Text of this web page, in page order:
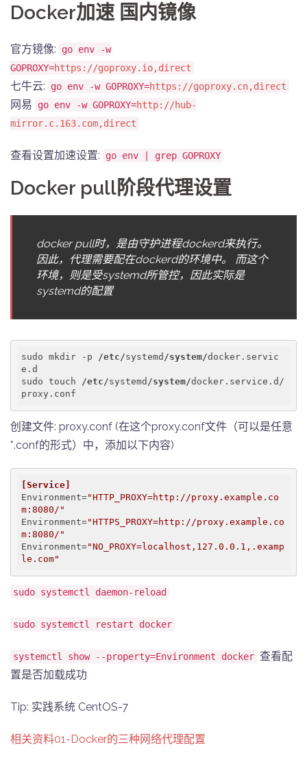
Docker加速 国内镜像
官方镜像:
go env -w
GOPROXY=https://goproxy.io,direct
七牛云: go env -w GOPROXY=https://goproxy.cn,direct
网易 go env -w GOPROXY=http://hub-
mirror.c.163.com,direct
查看设置加速设置: go env | grep GOPROXY
Docker pull阶段代理设置
docker pull时，是由守护进程dockerd来执行。
因此，代理需要配在dockerd的环境中。 而这个
环境，则是受systemd所管控，因此实际是
systemd的配置
sudo mkdir -p /etc/systemd /system/docker.servic
e.d
sudo touch /etc/systemd /system/docker.service.d/
proxy.conf
创建文件: proxy.conf (在这个proxy.conf文件（可以是任意
*.conf的形式）中，添加以下内容)
[Service]
Environment="HTTP_PROXY=http://proxy.example.co
m:8080/"
Environment="HTTPS_PROXY=http://proxy.example.co
m:8080/"
Environment="NO_PROXY=localhost,127.0.0.1,.examp
le.com"
sudo systemctl daemon-reload
sudo systemctl restart docker
systemctl show --property=Environment docker 查看配
置是否加载成功
Tip: 实践系统 CentOS-7
相关资料01-Docker的三种网络代理配置